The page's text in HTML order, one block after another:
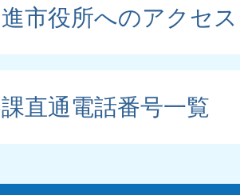
市役所へのアクセス
直通電話番号一覧